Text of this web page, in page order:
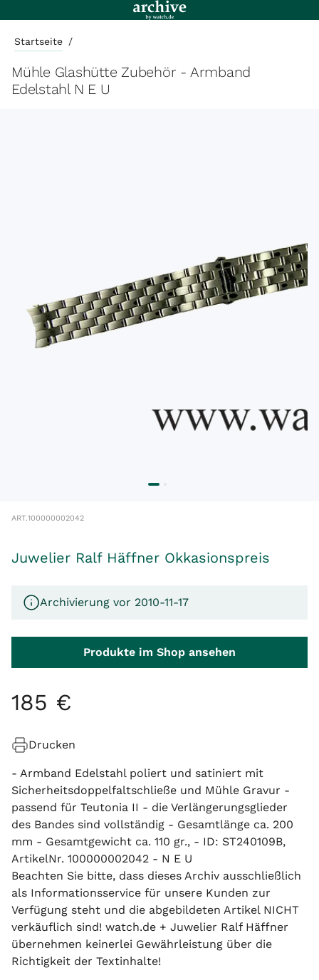
Startseite /
Mühle Glashütte Zubehör - Armband
Edelstahl N E U
ART.100000002042
Juwelier Ralf Häffner Okkasionspreis
Archivierung vor 2010-11-17
Produkte im Shop ansehen
185 €
Drucken
- Armband Edelstahl poliert und satiniert mit
Sicherheitsdoppelfaltschließe und Mühle Gravur -
passend für Teutonia II - die Verlängerungsglieder
des Bandes sind vollständig - Gesamtlänge ca. 200
mm - Gesamtgewicht ca. 110 gr., - ID: ST240109B,
ArtikelNr. 100000002042 - N E U
Beachten Sie bitte, dass dieses Archiv ausschließlich
als Informationsservice für unsere Kunden zur
Verfügung steht und die abgebildeten Artikel NICHT
verkäuflich sind! watch.de + Juwelier Ralf Häffner
übernehmen keinerlei Gewährleistung über die
Richtigkeit der Textinhalte!